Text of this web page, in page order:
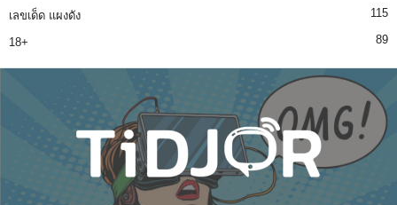
เลขเด็ด แผงดัง 115
18+ 89